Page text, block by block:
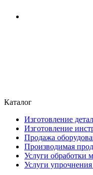
Каталог
Изготовление
Изготовление
Продажа
Производимая
Услуги обработки
Услуги упрочнения